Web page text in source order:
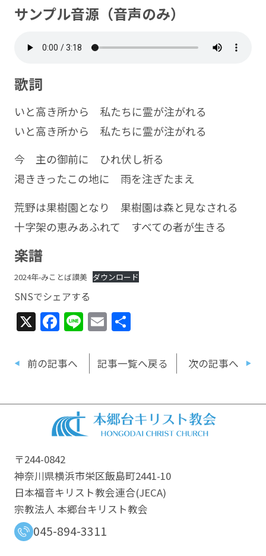
サンプル音源（音声のみ）
歌詞
いと高き所から 私たちに霊が注がれる
いと高き所から 私たちに霊が注がれる
今 主の御前に ひれ伏し祈る
渇ききったこの地に 雨を注ぎたまえ
荒野は果樹園となり 果樹園は森と見なされる
十字架の恵みあふれて すべての者が生きる
楽譜
2024年-みことば讃美 ダウンロード
SNSでシェアする
X Facebook
LineEmail
共
前の記事へ 記事一覧へ戻る 次の記事へ
〒244-0842
神奈川県横浜市栄区飯島町2441-10
日本福音キリスト教会連合​(JECA)
宗教法人 本郷台キリスト教会
045-894-3311